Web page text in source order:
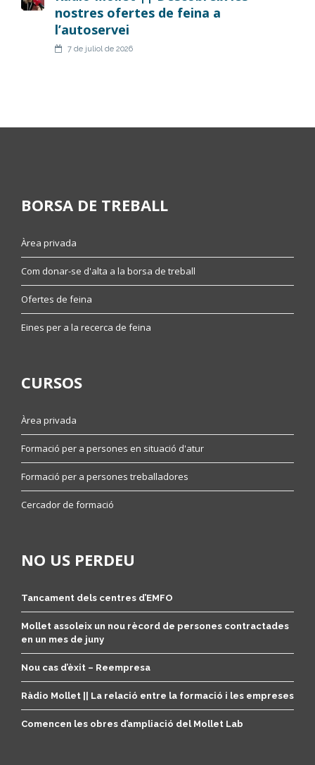
nostres ofertes de feina a
l’autoservei
7 de juliol de 2026
BORSA DE TREBALL
Àrea privada
Com donar-se d'alta a la borsa de treball
Ofertes de feina
Eines per a la recerca de feina
CURSOS
Àrea privada
Formació per a persones en situació d'atur
Formació per a persones treballadores
Cercador de formació
NO US PERDEU
Tancament dels centres d’EMFO
Mollet assoleix un nou rècord de persones contractades
en un mes de juny
Nou cas d’èxit – Reempresa
Ràdio Mollet || La relació entre la formació i les empreses
Comencen les obres d’ampliació del Mollet Lab